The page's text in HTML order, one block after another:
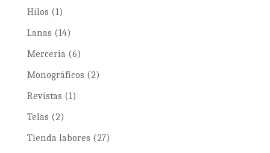
Hilos (1)
Lanas (14)
Mercería (6)
Monográficos (2)
Revistas (1)
Telas (2)
Tienda labores (27)